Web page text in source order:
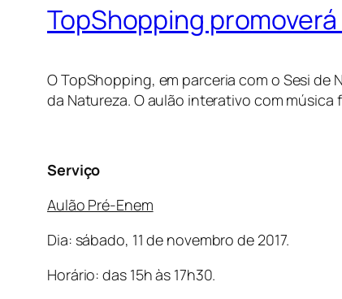
TopShopping
O TopShopping, em parceria com o Sesi de
da Natureza. O aulão interativo com música
Serviço
Aulão Pré-Enem
Dia: sábado, 11 de novembro de 2017.
Horário: das 15h às 17h30.